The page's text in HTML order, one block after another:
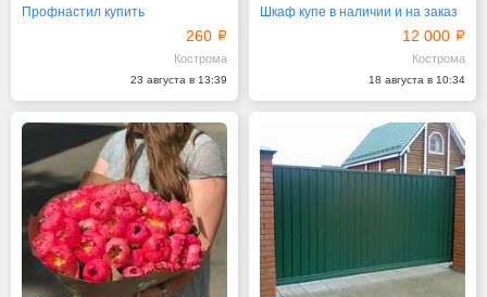
Профнастил купить
260
Кострома
23 августа в 13:39
Шкаф купе в наличии и на заказ
12 000
Кострома
18 августа в 10:34